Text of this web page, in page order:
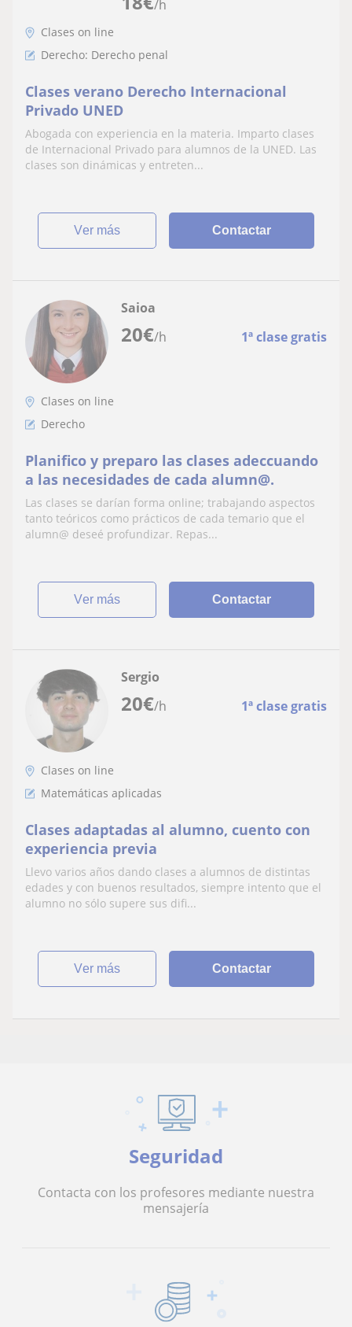
/h
Clases on line
Derecho: Derecho penal
Clases verano Derecho Internacional
Privado UNED
Abogada con experiencia en la materia. Imparto clases
de Internacional Privado para alumnos de la UNED. Las
clases son dinámicas y entreten...
ver más Contactar
20€/h 1ª clase gratis
Saioa
Clases on line
Derecho
Planifico y preparo las clases adeccuando
a las necesidades de cada alumn@.
Las clases se darían forma online; trabajando aspectos
tanto teóricos como prácticos de cada temario que el
alumn@ deseé profundizar. Repas...
ver más Contactar
20€/h 1ª clase gratis
Sergio
Clases on line
Matemáticas aplicadas
Clases adaptadas al alumno, cuento con
experiencia previa
Llevo varios años dando clases a alumnos de distintas
edades y con buenos resultados, siempre intento que el
alumno no sólo supere sus difi...
ver más Contactar
Seguridad
Contacta con los profesores mediante nuestra
mensajería